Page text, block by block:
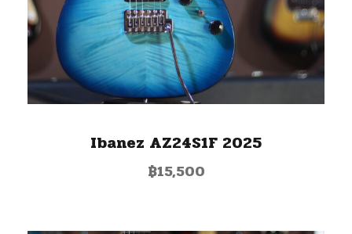
Ibanez AZ24S1F 2025
฿15,500